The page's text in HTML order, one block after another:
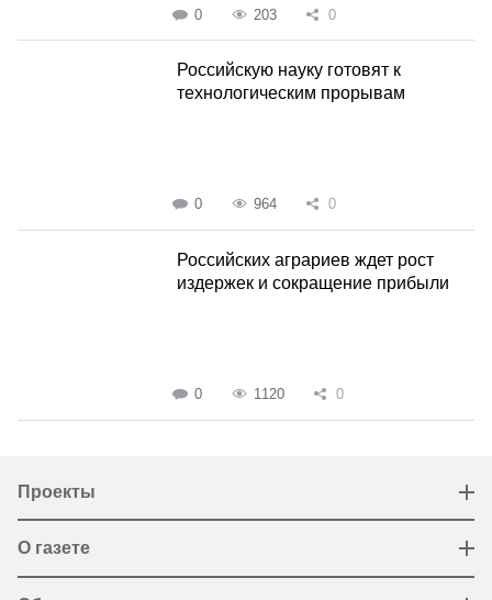
0 203 0
Российскую науку готовят к
технологическим прорывам
0 964 0
Российских аграриев ждет рост
издержек и сокращение прибыли
0 1120 0
Проекты
О газете